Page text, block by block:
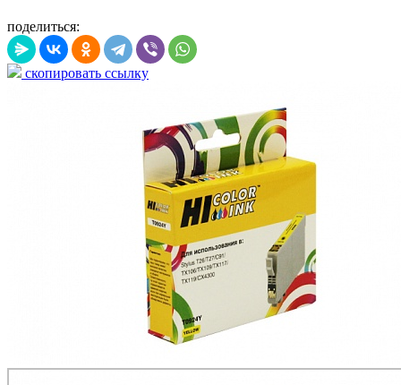
поделиться:
скопировать ссылку